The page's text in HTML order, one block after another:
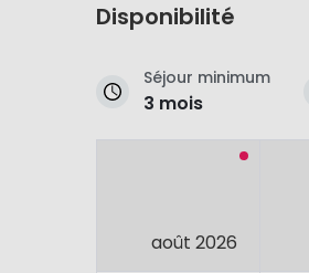
Disponibilité
Séjour minimum
3 mois
août 2026